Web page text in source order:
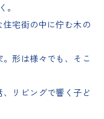
。
宅街の中に佇む木の
形は様々でも、そこ
リビングで響く子ど